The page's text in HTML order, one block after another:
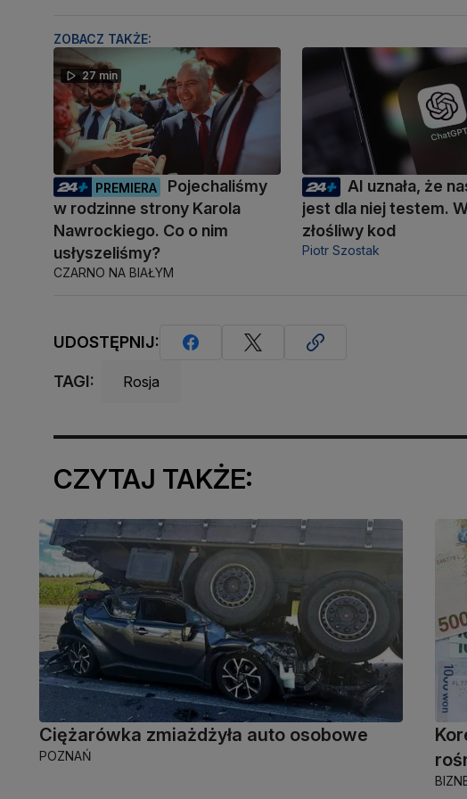
ZOBACZ TAKŻE:
27 min
PREMIERA
Pojechaliśmy
w rodzinne strony Karola
Nawrockiego. Co o nim
usłyszeliśmy?
CZARNO NA BIAŁYM
AI uznała, że
jest dla niej testem.
złośliwy kod
Piotr Szostak
UDOSTĘPNIJ:
TAGI: Rosja
CZYTAJ TAKŻE:
Ciężarówka zmiażdżyła auto osobowe
POZNAŃ